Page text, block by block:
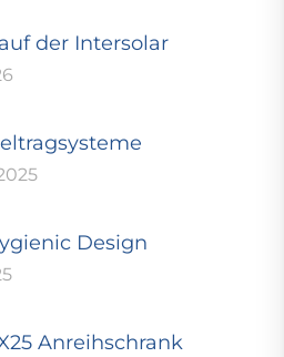
der Intersolar
Design
Anreihschrank